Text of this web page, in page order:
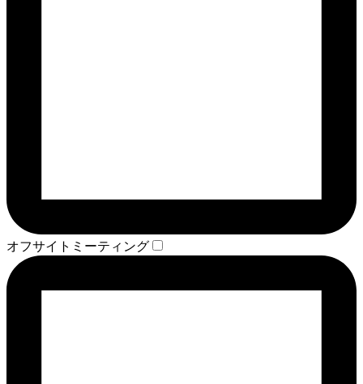
オフサイトミーティング